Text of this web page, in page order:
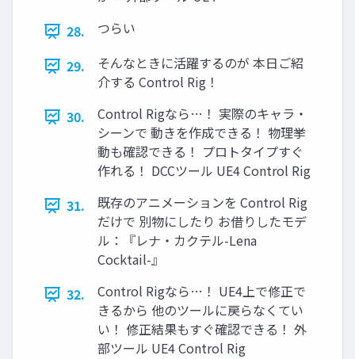
28.
つらい
29.
そんなときに活躍するのが 本日ご紹
介する Control Rig！
30.
Control Rigなら…！ 実際のキャラ・
シーンで 動きを作成できる！ 物理挙
動も確認できる！ プロトタイプすぐ
作れる！ DCCツール UE4 Control Rig
31.
既存のアニメーションを Control Rig
だけで 別物にしたり お借りしたモデ
ル：『レナ・カクテル-Lena
Cocktail-』
32.
Control Rigなら…！ UE4上で修正で
きるから 他のツールに戻らなくてい
い！ 修正結果もすぐ確認できる！ 外
部ツール UE4 Control Rig